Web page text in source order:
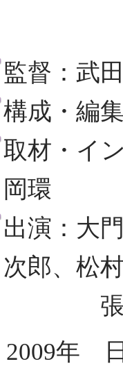
監督：武
構成・編
取材・イ
岡環
出演：大
次郎、松
張秀英
2009年